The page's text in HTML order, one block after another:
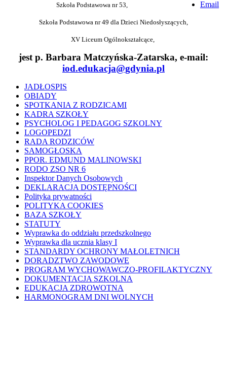
Email
Szkoła Podstawowa nr 53,
Szkoła Podstawowa nr 49 dla Dzieci Niedosłyszących,
XV Liceum Ogólnokształcące,
jest p. Barbara Matczyńska-Zatarska, e-mail:
iod.edukacja@gdynia.pl
JADŁOSPIS
OBIADY
SPOTKANIA Z RODZICAMI
KADRA SZKOŁY
PSYCHOLOG I PEDAGOG SZKOLNY
LOGOPEDZI
RADA RODZICÓW
SAMOGŁOSKA
PPOR. EDMUND MALINOWSKI
RODO ZSO NR 6
Inspektor Danych Osobowych
DEKLARACJA DOSTĘPNOŚCI
Polityka prywatności
POLITYKA COOKIES
BAZA SZKOŁY
STATUTY
Wyprawka do oddziału przedszkolnego
Wyprawka dla ucznia klasy I
STANDARDY OCHRONY MAŁOLETNICH
DORADZTWO ZAWODOWE
PROGRAM WYCHOWAWCZO-PROFILAKTYCZNY
DOKUMENTACJA SZKOLNA
EDUKACJA ZDROWOTNA
HARMONOGRAM DNI WOLNYCH